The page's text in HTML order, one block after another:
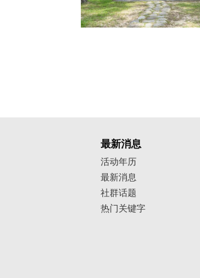
最新消息
活动年历
最新消息
社群话题
热门关键字